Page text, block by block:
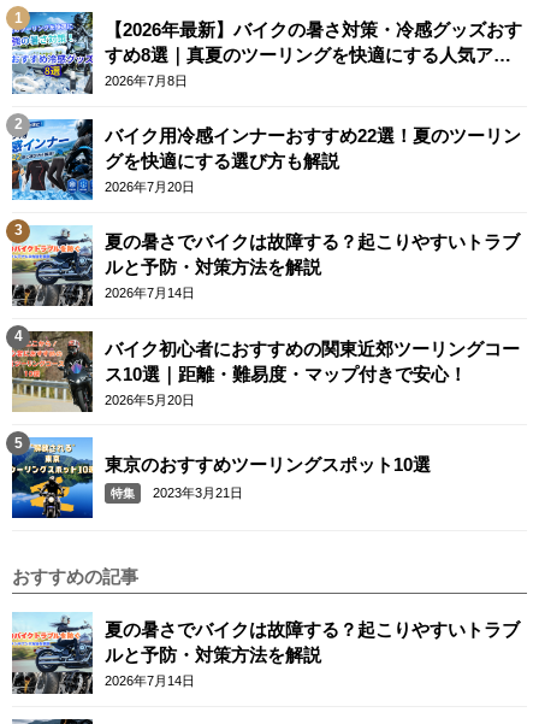
【2026年最新】バイクの暑さ対策・冷感グッズおす
すめ8選｜真夏のツーリングを快適にする人気アイ
テム
2026年7月8日
バイク用冷感インナーおすすめ22選！夏のツーリン
グを快適にする選び方も解説
2026年7月20日
夏の暑さでバイクは故障する？起こりやすいトラブ
ルと予防・対策方法を解説
2026年7月14日
バイク初心者におすすめの関東近郊ツーリングコー
ス10選｜距離・難易度・マップ付きで安心！
2026年5月20日
東京のおすすめツーリングスポット10選
特集 2023年3月21日
おすすめの記事
夏の暑さでバイクは故障する？起こりやすいトラブ
ルと予防・対策方法を解説
2026年7月14日